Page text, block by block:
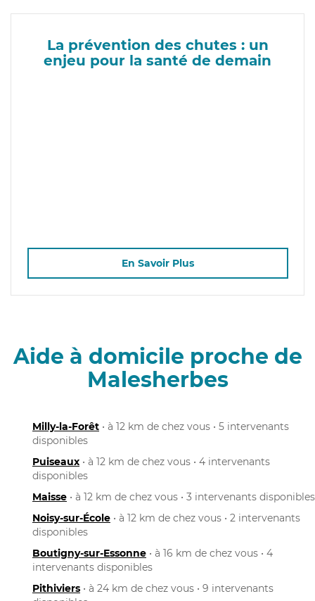
La prévention des chutes : un
enjeu pour la santé de demain
En Savoir Plus
Aide à domicile proche de
Malesherbes
Milly-la-Forêt • à 12 km de chez vous • 5 intervenants
disponibles
Puiseaux • à 12 km de chez vous • 4 intervenants
disponibles
Maisse • à 12 km de chez vous • 3 intervenants disponibles
Noisy-sur-École • à 12 km de chez vous • 2 intervenants
disponibles
Boutigny-sur-Essonne • à 16 km de chez vous • 4
intervenants disponibles
Pithiviers • à 24 km de chez vous • 9 intervenants